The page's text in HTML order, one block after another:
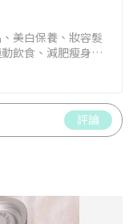
美白保養、妝容髮
飲食、減肥瘦身、
評論